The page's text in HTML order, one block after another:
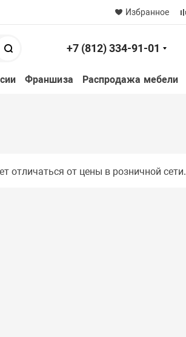
Избранное
+7 (812) 334-91-01
Франшиза Распродажа мебели
отличаться от цены в розничной сети.